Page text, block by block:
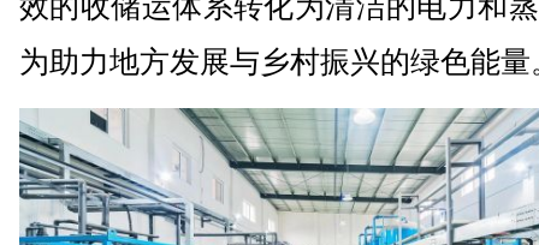
效的收储运体系转化为清洁的电力和
为助力地方发展与乡村振兴的绿色能量